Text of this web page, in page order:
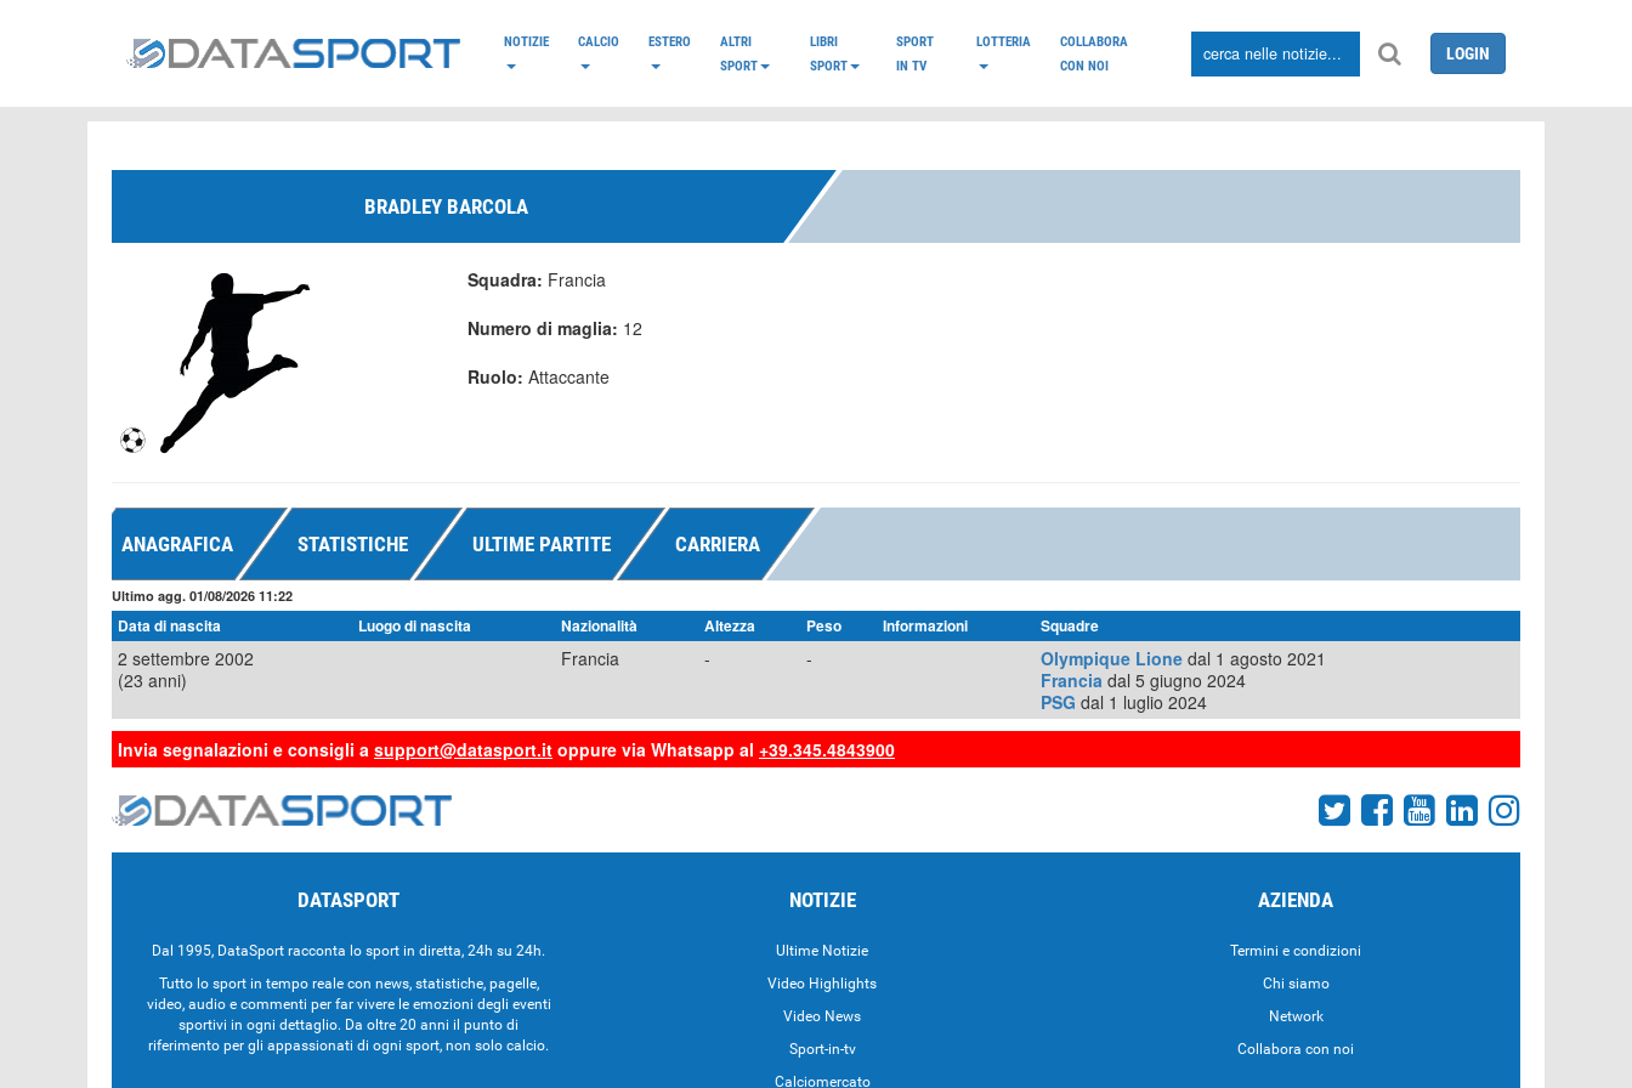
NOTIZIE CALCIO ESTERO
ALTRI
SPORT
LIBRI
SPORT
SPORT
IN TV
LOTTERIA
COLLABORA
CON NOI
LOGIN
BRADLEY BARCOLA
Squadra: Francia
Numero di maglia: 12
Ruolo: Attaccante
ANAGRAFICA STATISTICHE ULTIME PARTITE CARRIERA
Ultimo agg. 01/08/2026 11:22
Data di nascita Luogo di nascita Nazionalità Altezza Peso Informazioni Squadre
2 settembre 2002
(23 anni)
Francia - - Olympique Lione dal 1 agosto 2021
Francia dal 5 giugno 2024
PSG dal 1 luglio 2024
Invia segnalazioni e consigli a support@datasport.it oppure via Whatsapp al +39.345.4843900
DATASPORT
Dal 1995, DataSport racconta lo sport in diretta, 24h su 24h.
Tutto lo sport in tempo reale con news, statistiche, pagelle,
video, audio e commenti per far vivere le emozioni degli eventi
sportivi in ogni dettaglio. Da oltre 20 anni il punto di
riferimento per gli appassionati di ogni sport, non solo calcio.
NOTIZIE
Ultime Notizie
Video Highlights
Video News
Sport-in-tv
Calciomercato
AZIENDA
Termini e condizioni
Chi siamo
Network
Collabora con noi